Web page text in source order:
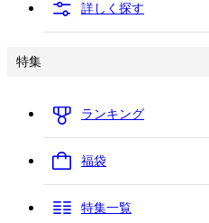
詳しく探す
特集
ランキング
福袋
特集一覧